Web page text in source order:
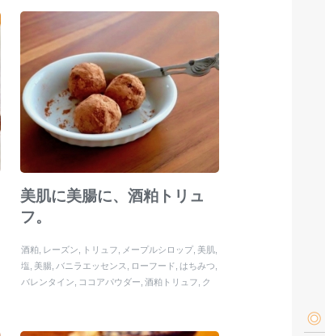
美肌に美腸に、酒粕トリュ
フ。
酒粕 レーズン トリュフ メープルシロップ 美肌
塩 美腸 バニラエッセンス ローフード はちみつ
バレンタイン
ココアパウダー 酒粕トリュフ ク